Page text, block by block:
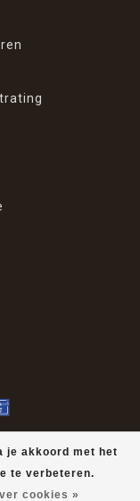
je akkoord met het
te verbeteren.
cookies »